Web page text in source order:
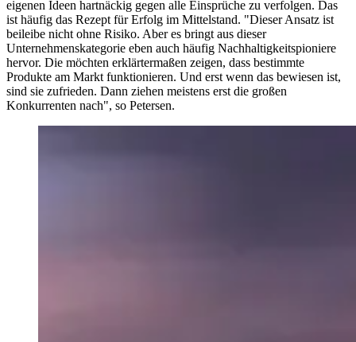
eigenen Ideen hartnäckig gegen alle Einsprüche zu verfolgen. Das
ist häufig das Rezept für Erfolg im Mittelstand. "Dieser Ansatz ist
beileibe nicht ohne Risiko. Aber es bringt aus dieser
Unternehmenskategorie eben auch häufig Nachhaltigkeitspioniere
hervor. Die möchten erklärtermaßen zeigen, dass bestimmte
Produkte am Markt funktionieren. Und erst wenn das bewiesen ist,
sind sie zufrieden. Dann ziehen meistens erst die großen
Konkurrenten nach", so Petersen.